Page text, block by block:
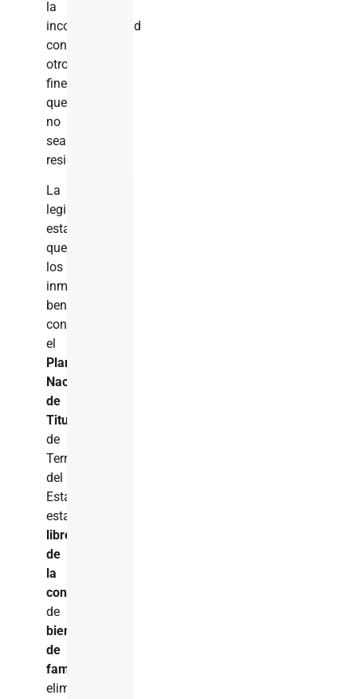
la
incompatibilidad
con
otros
fines
que
no
sean
residenciales.
La
legislación
establece
que
los
inmuebles
beneficiados
con
el
Plan
Nacional
de
Titulación
de
Terrenos
del
Estado
estarán
libres
de
la
condición
de
bien
de
familia
eliminando